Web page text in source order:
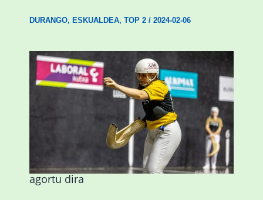
DURANGO, ESKUALDEA, TOP 2/ 2024-02-06
Astelehenean Durangon jokatuko den
emakumezkoen zesta finaleko sarrerak
agortu dira